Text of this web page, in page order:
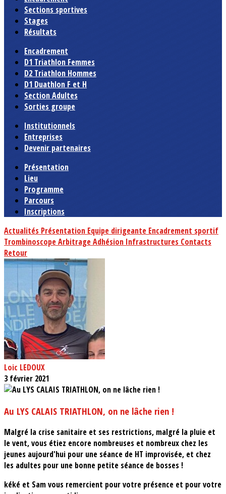
Sections sportives
Stages
Résultats
Encadrement
D1 Triathlon Femmes
D2 Triathlon Hommes
D1 Duathlon F et H
Section Adultes
Sorties groupe
Institutionnels
Entreprises
Devenir partenaires
Présentation
Lieu
Programme
Parcours
Inscriptions
Actualités Présentation Equipe dirigeante Encadrement sportif
TrombinoscopeArbitrageAdhésion Infrastructures Contacts
Retour
Loic LEDOUX
3 février 2021
Au LYS CALAIS TRIATHLON, on ne lâche rien !
Malgré la crise sanitaire et ses restrictions, malgré la pluie et
le vent, vous étiez encore nombreuses et nombreux chez les
jeunes aujourd'hui pour une séance de HT improvisée, et chez
les adultes pour une bonne petite séance de bosses !
kéké et Sam vous remercient pour votre présence et pour votre